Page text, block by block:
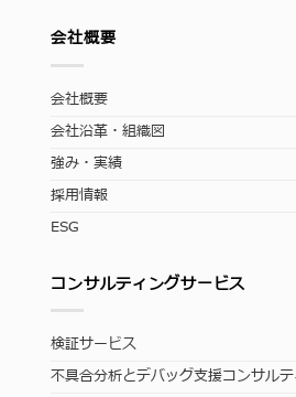
会社概要
会社概要
会社沿革・組織図
強み・実績
採用情報
ESG
コンサルティングサービス
検証サービス
不具合分析とデバッグ支援コンサル